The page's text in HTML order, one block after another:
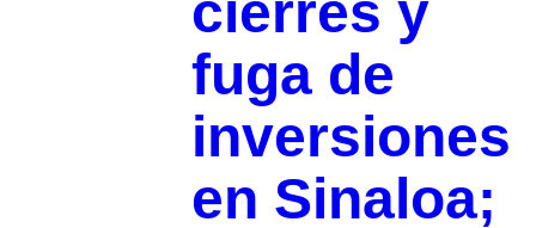
fuga de
inversiones
en Sinaloa;